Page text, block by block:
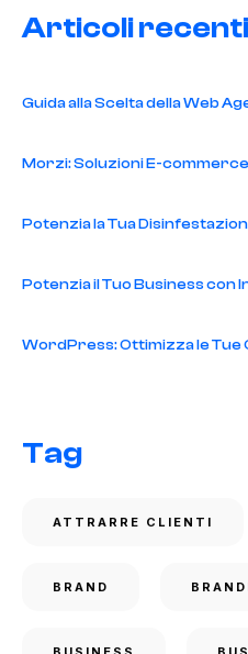
Articoli recenti
Guida alla Scelta della Web
Morzi: Soluzioni E-
Potenzia la Tua
Potenzia il Tuo Business con
WordPress: Ottimizza le Tue
Tag
ATTRARRE CLIENTI
BRAND